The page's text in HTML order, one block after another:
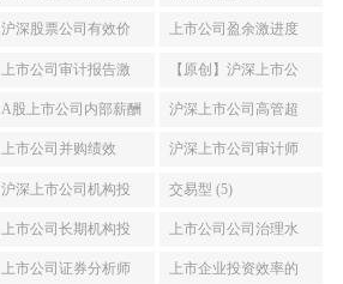
薪酬与绝对薪酬数据
加Stata计算代码2007-
沪深股票公司有效价
差和相对有效价差数
据和stata代码2003-
上市公司盈余激进度
(6)
上市公司审计报告激
进性 审计质量数据
stata代码结果2000-
【原创】沪深上市公
司是否披露CSR社会责
任报告 (5)
A股上市公司内部薪酬
差距 管理层平均薪酬
和员工平均薪酬数据
沪深上市公司高管超
额在职消费 高管非货
币性私有收益数据和
上市公司并购绩效
CAR (5)
沪深上市公司审计师
工作量压力计算Stata代
码与数据结果2000-
沪深上市公司机构投
资者异质性研究数据
和stata代码2000-2021
交易型 (5)
上市公司长期机构投
资者与短期机构投资
上市公司公司治理水
平主成分析法stata代码
上市公司证券分析师 上市企业投资效率的